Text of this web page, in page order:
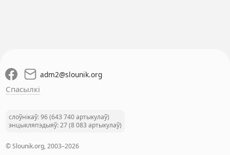
adm2@slounik.org
Спасылкі
слоўнікаў: 96 (643 740 артыкулаў)
энцыкляпэдыяў: 27 (8 083 артыкулаў)
© Slounik.org, 2003–2026